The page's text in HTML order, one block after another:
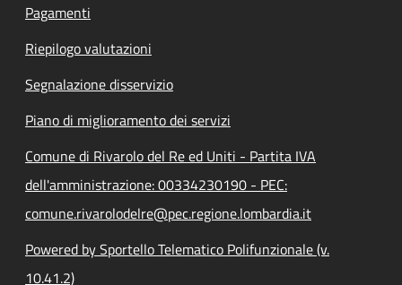
Pagamenti
Riepilogo valutazioni
Segnalazione disservizio
Piano di miglioramento dei servizi
Comune di Rivarolo del Re ed Uniti - Partita IVA
dell'amministrazione: 00334230190 - PEC:
comune.rivarolodelre@pec.regione.lombardia.it
Powered by Sportello Telematico Polifunzionale (v.
10.41.2)